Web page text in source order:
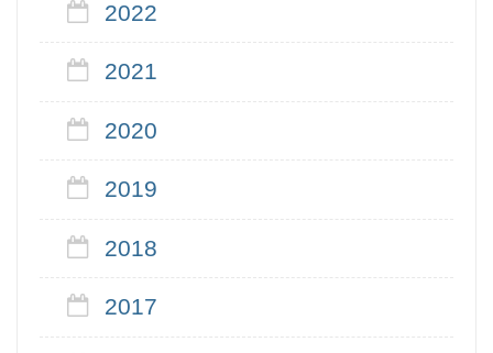
2022
2021
2020
2019
2018
2017